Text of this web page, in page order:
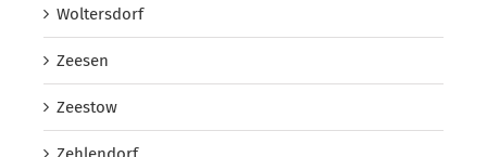
Woltersdorf
Zeesen
Zeestow